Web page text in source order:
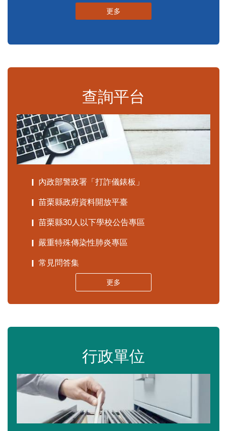
更多
查詢平台
內政部警政署「打詐儀錶板」
苗栗縣政府資料開放平臺
苗栗縣30人以下學校公告專區
嚴重特殊傳染性肺炎專區
常見問答集
更多
行政單位